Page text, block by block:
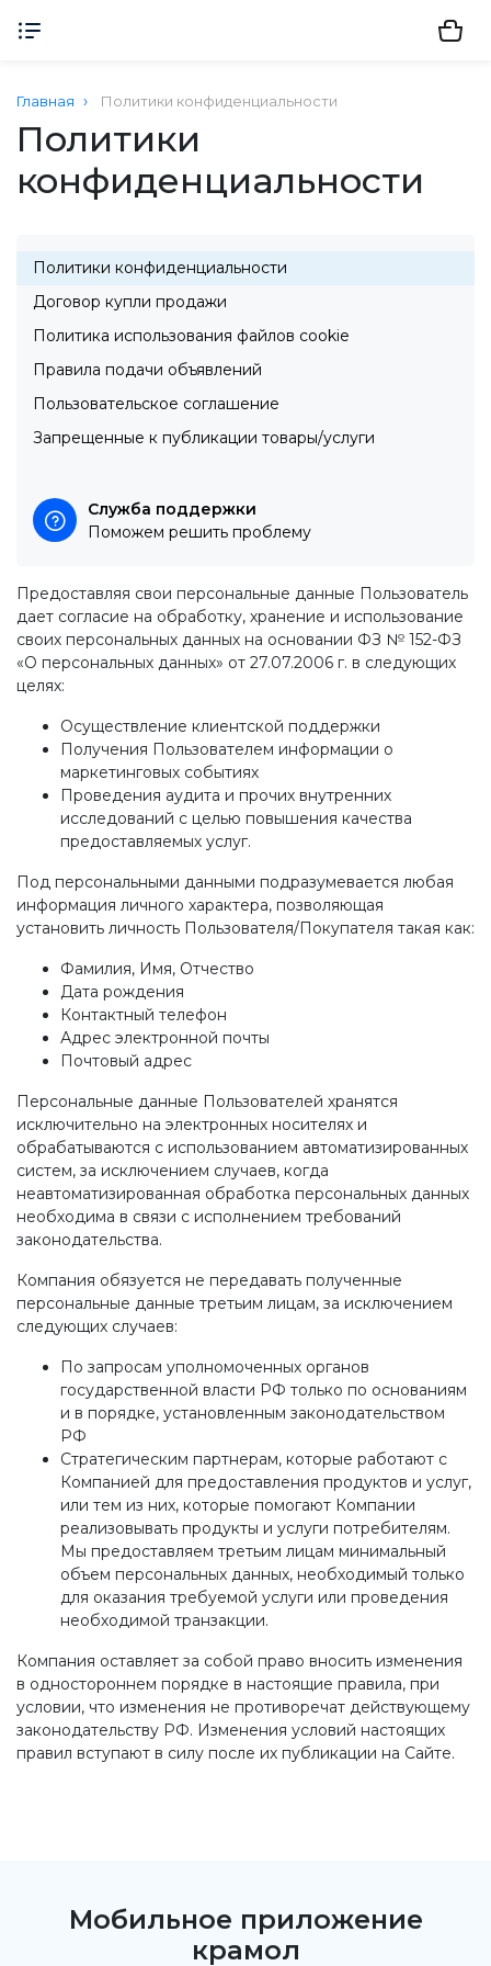
Главная Политики конфиденциальности
Политики
конфиденциальности
Политики конфиденциальности
Договор купли продажи
Политика использования файлов cookie
Правила подачи объявлений
Пользовательское соглашение
Запрещенные к публикации товары/услуги
Служба поддержки
Поможем решить проблему
Предоставляя свои персональные данные Пользователь
дает согласие на обработку, хранение и использование
своих персональных данных на основании ФЗ № 152-ФЗ
«О персональных данных» от 27.07.2006 г. в следующих
целях:
Осуществление клиентской поддержки
Получения Пользователем информации о
маркетинговых событиях
Проведения аудита и прочих внутренних
исследований с целью повышения качества
предоставляемых услуг.
Под персональными данными подразумевается любая
информация личного характера, позволяющая
установить личность Пользователя/Покупателя такая как:
Фамилия, Имя, Отчество
Дата рождения
Контактный телефон
Адрес электронной почты
Почтовый адрес
Персональные данные Пользователей хранятся
исключительно на электронных носителях и
обрабатываются с использованием автоматизированных
систем, за исключением случаев, когда
неавтоматизированная обработка персональных данных
необходима в связи с исполнением требований
законодательства.
Компания обязуется не передавать полученные
персональные данные третьим лицам, за исключением
следующих случаев:
По запросам уполномоченных органов
государственной власти РФ только по основаниям
и в порядке, установленным законодательством
РФ
Стратегическим партнерам, которые работают с
Компанией для предоставления продуктов и услуг,
или тем из них, которые помогают Компании
реализовывать продукты и услуги потребителям.
Мы предоставляем третьим лицам минимальный
объем персональных данных, необходимый только
для оказания требуемой услуги или проведения
необходимой транзакции.
Компания оставляет за собой право вносить изменения
в одностороннем порядке в настоящие правила, при
условии, что изменения не противоречат действующему
законодательству РФ. Изменения условий настоящих
правил вступают в силу после их публикации на Сайте.
Мобильное приложение
крамол